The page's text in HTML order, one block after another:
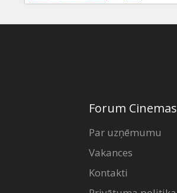
B2B
Forum Cinemas
Par uzņēmumu
Vakances
Kontakti